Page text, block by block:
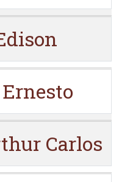
Carlos